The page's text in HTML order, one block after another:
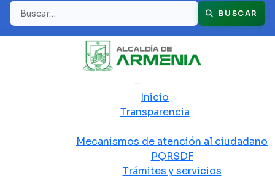
Buscar BUSCAR
Inicio
Transparencia
Mecanismos de atención al ciudadano
PQRSDF
Trámites y servicios